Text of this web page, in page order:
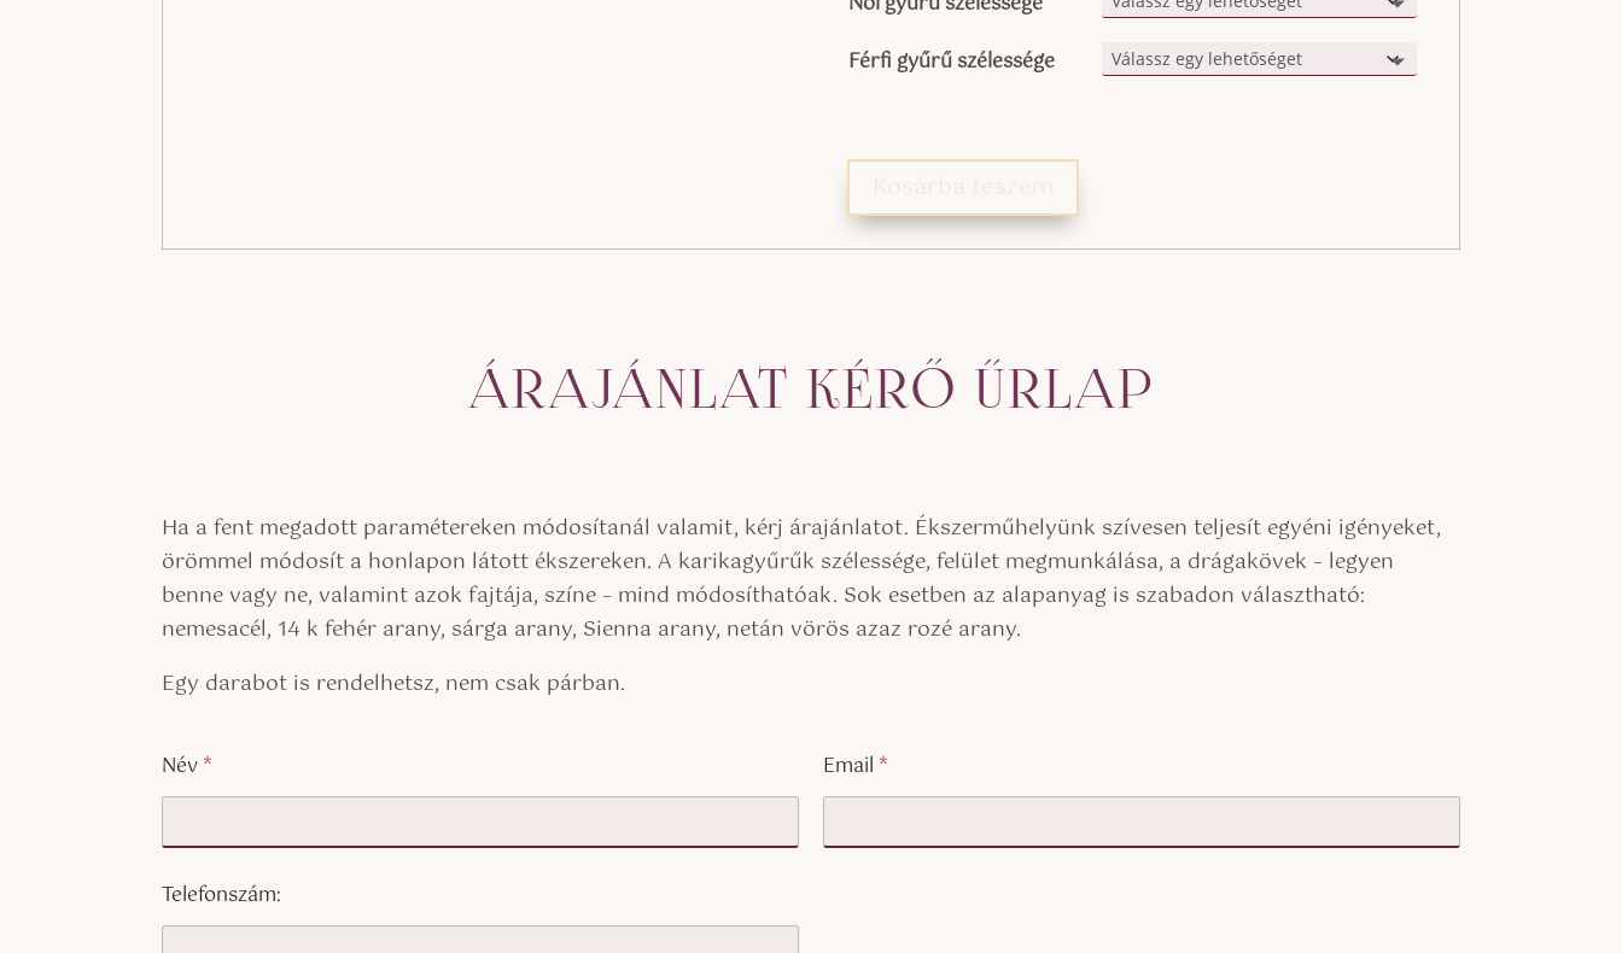
Férfi gyűrű szélessége
ÁRAJÁNLAT KÉRŐ ŰRLAP
Ha a fent megadott paramétereken módosítanál valamit, kérj árajánlatot. Ékszerműhelyünk szívesen teljesít egyéni igényeket,
örömmel módosít a honlapon látott ékszereken. A karikagyűrűk szélessége, felület megmunkálása, a drágakövek – legyen
benne vagy ne, valamint azok fajtája, színe – mind módosíthatóak. Sok esetben az alapanyag is szabadon választható:
nemesacél, 14 k fehér arany, sárga arany, Sienna arany, netán vörös azaz rozé arany.
Egy darabot is rendelhetsz, nem csak párban.
Név* Email *
Telefonszám: